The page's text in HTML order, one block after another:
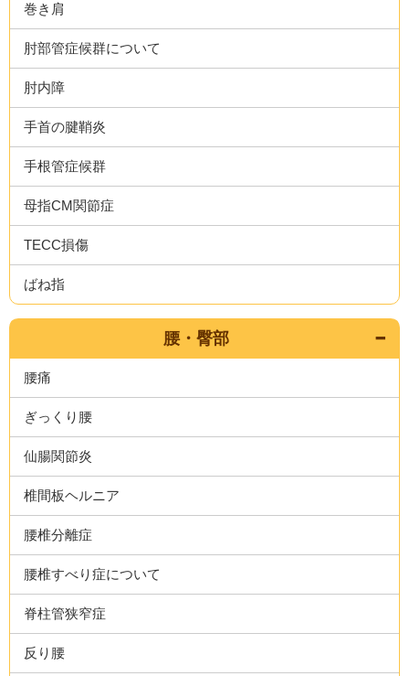
巻き肩
肘部管症候群について
肘内障
手首の腱鞘炎
手根管症候群
母指CM関節症
TECC損傷
ばね指
腰・臀部
腰痛
ぎっくり腰
仙腸関節炎
椎間板ヘルニア
腰椎分離症
腰椎すべり症について
脊柱管狭窄症
反り腰